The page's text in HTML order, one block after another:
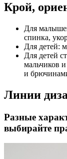
Крой,
Для
спинка,
Для детей:
Для детей
мальчиков
и
Линии
Разные
выбирайте